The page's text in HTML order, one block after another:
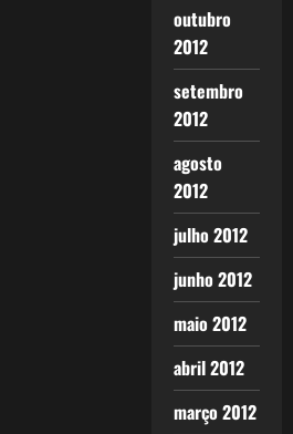
outubro
2012
setembro
2012
agosto
2012
julho 2012
junho 2012
maio 2012
abril 2012
março 2012